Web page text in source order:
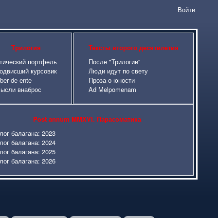
Войти
Трилогия
портфель
курсовик
de ente
внаброс
Тексты второго десятилетия
После "Трилогии"
Люди идут по свету
Проза о юности
Ad Melpomenam
Post annum MMXVI. Парасоматика
балагана: 2023
балагана: 2024
балагана: 2025
балагана: 2026